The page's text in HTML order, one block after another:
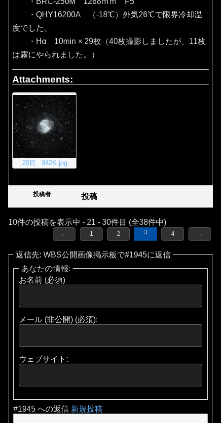
・QHY16200A （‐18℃）外気26℃で限界冷却温
度でした。
・Hα 10min × 29枚（40枚撮影しましたが、11枚
は霧にやられました。）
Attachments:
20日 942K.jpg
投稿者 投稿
10件の投稿を表示中 - 21 - 30件目 (全38件中)
← 1 2 3 4 →
返信先: WBS公開画像掲示板で#1945に返信
あなたの情報:
お名前 (必須)
メール (非公開) (必須):
ウェブサイト:
#1945 への返信 新規投稿